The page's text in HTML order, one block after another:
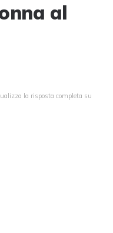
al
la risposta completa su